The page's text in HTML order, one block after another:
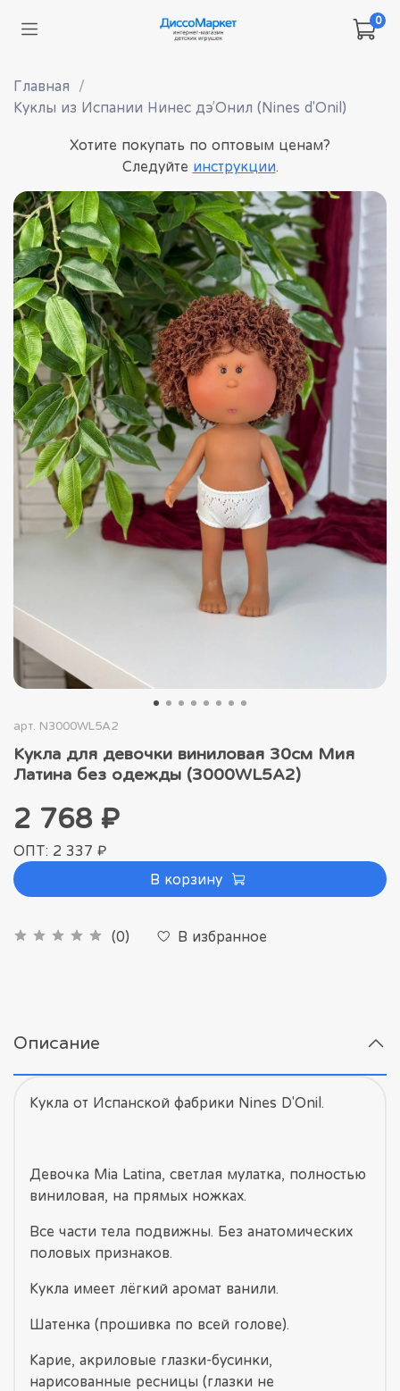
0
Главная
Куклы из Испании Нинес дэ’Онил (Nines d'Onil)
Хотите покупать по оптовым ценам?
Следуйте инструкции.
арт. N3000WL5A2
Кукла для девочки виниловая 30см Мия
Латина без одежды (3000WL5A2)
(0) В избранное
2 768 ₽
ОПТ: 2 337 ₽
В корзину
Описание
Кукла от Испанской фабрики Nines D'Onil.
Девочка Mia Latina, светлая мулатка, полностью
виниловая, на прямых ножках.
Все части тела подвижны. Без анатомических
половых признаков.
Кукла имеет лёгкий аромат ванили.
Шатенка (прошивка по всей голове).
Карие, акриловые глазки-бусинки,
нарисованные ресницы (глазки не